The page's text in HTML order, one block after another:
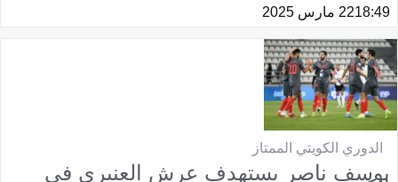
18:4922 مارس 2025
الدوري الكويتي الممتاز
يوسف ناصر يستهدف عرش العنبري في